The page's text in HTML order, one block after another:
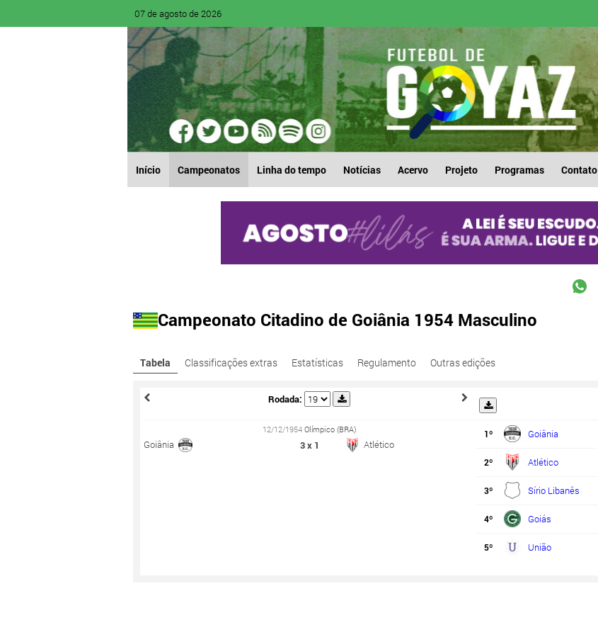
07 de agosto de 2026
Início Campeonatos Linha do tempo Notícias Acervo Projeto Programas Contato
Campeonato Citadino de Goiânia 1954 Masculino
Tabela Classificações extras Estatísticas Regulamento Outras edições
Rodada:
12/12/1954 Olímpico (BRA)
Goiânia 3 x 1 Atlético
1º Goiânia
2º Atlético
3º Sírio Libanês
4º Goiás
5º União